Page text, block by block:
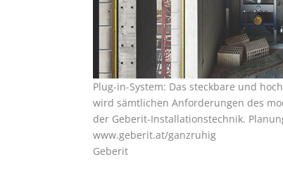
Plug-in-System: Das steckbare und
wird sämtlichen Anforderungen des
der Geberit-Installationstechnik.
www.geberit.at/ganzruhig
Geberit